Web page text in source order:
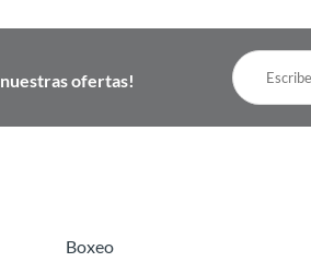
nuestras ofertas!
Boxeo